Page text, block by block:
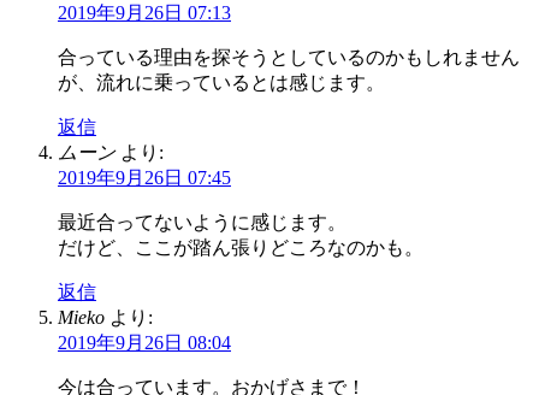
2019年9月26日 07:13
合っている理由を探そうとしているのかもしれません
が、流れに乗っているとは感じます。
返信
ムーン より:
2019年9月26日 07:45
最近合ってないように感じます。
だけど、ここが踏ん張りどころなのかも。
返信
Mieko より:
2019年9月26日 08:04
今は合っています。おかげさまで！